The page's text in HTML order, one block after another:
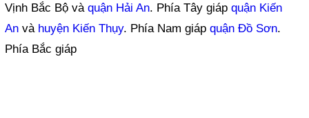
Vịnh Bắc Bộ vàquận Hải An. Phía Tây giápquận Kiến
An và huyện Kiến Thụy. Phía Nam giápquận Đồ Sơn.
Phía Bắc giáp